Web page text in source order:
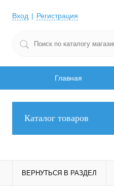
Вход Регистрация
Главная
Каталог товаров
ВЕРНУТЬСЯ В РАЗДЕЛ